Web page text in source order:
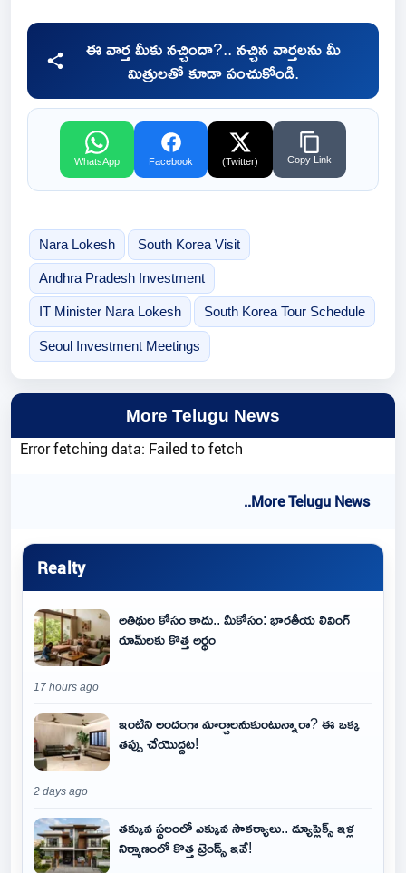
ఈ వార్త మీకు నచ్చిందా?.. నచ్చిన వార్తలను మీ
మిత్రులతో కూడా పంచుకోండి.
WhatsApp Facebook (Twitter) Copy Link
Nara Lokesh South Korea Visit
Andhra Pradesh Investment
IT Minister Nara Lokesh South Korea Tour Schedule
Seoul Investment Meetings
More Telugu News
Error fetching data: Failed to fetch
..More Telugu News
Realty
అతిథుల కోసం కాదు.. మీకోసం: భారతీయ లివింగ్
రూమ్‌లకు కొత్త అర్థం
17 hours ago
ఇంటిని అందంగా మార్చాలనుకుంటున్నారా? ఈ ఒక్క
తప్పు చేయొద్దట!
2 days ago
తక్కువ స్థలంలో ఎక్కువ సౌకర్యాలు.. డ్యూప్లెక్స్ ఇళ్ల
నిర్మాణంలో కొత్త ట్రెండ్స్ ఇవే!